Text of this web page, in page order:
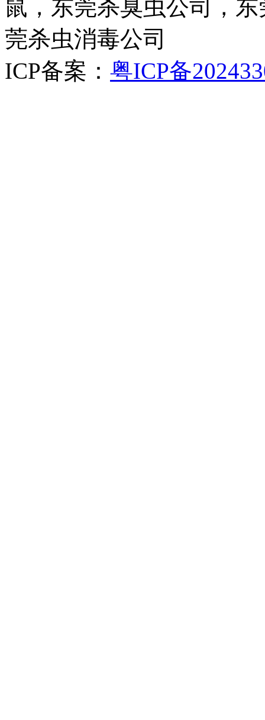
鼠，东莞杀臭虫公司，
莞杀虫消毒公司
ICP备案： 粤ICP备